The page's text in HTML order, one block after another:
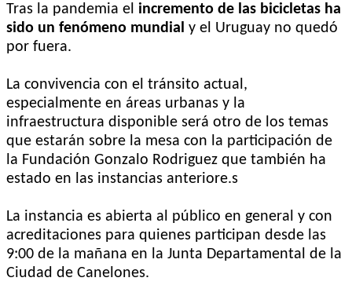
Tras la pandemia el incremento de las bicicletas ha
sido un fenómeno mundial y el Uruguay no quedó
por fuera.
La convivencia con el tránsito actual,
especialmente en áreas urbanas y la
infraestructura disponible será otro de los temas
que estarán sobre la mesa con la participación de
la Fundación Gonzalo Rodriguez que también ha
estado en las instancias anteriore.s
La instancia es abierta al público en general y con
acreditaciones para quienes participan desde las
9:00 de la mañana en la Junta Departamental de la
Ciudad de Canelones.